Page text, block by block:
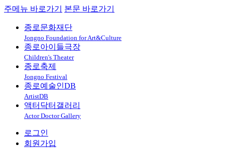
주메뉴 바로가기 본문 바로가기
종로문화재단
Jongno Foundation for Art&Culture
종로아이들극장
Children's Theater
종로축제
Jongno Festival
종로예술인DB
ArtistDB
액터닥터갤러리
Actor Doctor Gallery
로그인
회원가입